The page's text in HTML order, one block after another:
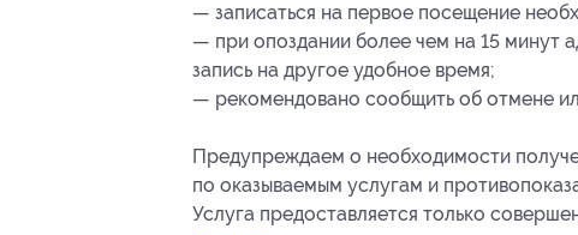
— записаться на первое посещение
— при опоздании более чем на 15 минут
запись на другое удобное время;
— рекомендовано сообщить об отмене
Предупреждаем о необходимости
по оказываемым услугам и
Услуга предоставляется только